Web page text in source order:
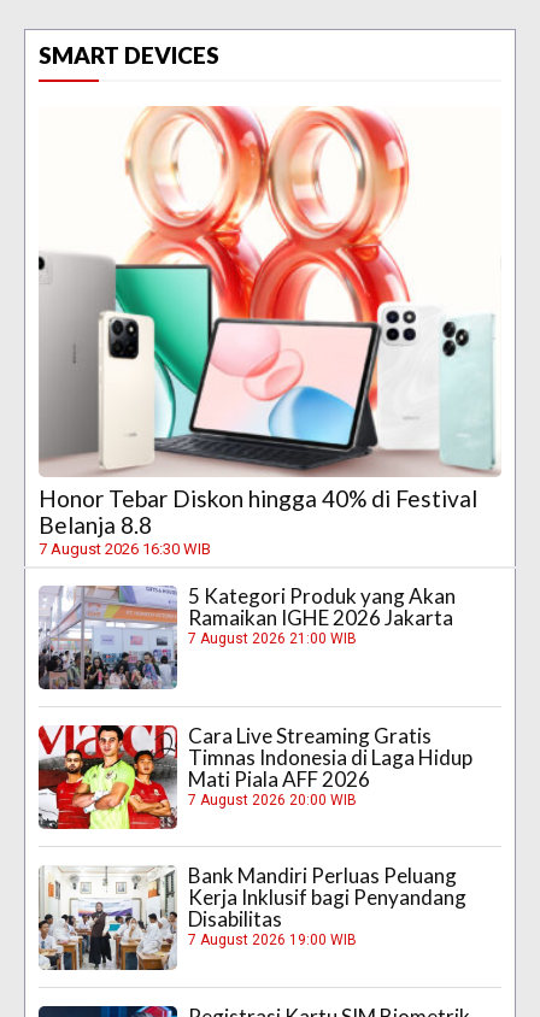
SMART DEVICES
Honor Tebar Diskon hingga 40% di Festival
Belanja 8.8
7 August 2026 16:30 WIB
5 Kategori Produk yang Akan
Ramaikan IGHE 2026 Jakarta
7 August 2026 21:00 WIB
Cara Live Streaming Gratis
Timnas Indonesia di Laga Hidup
Mati Piala AFF 2026
7 August 2026 20:00 WIB
Bank Mandiri Perluas Peluang
Kerja Inklusif bagi Penyandang
Disabilitas
7 August 2026 19:00 WIB